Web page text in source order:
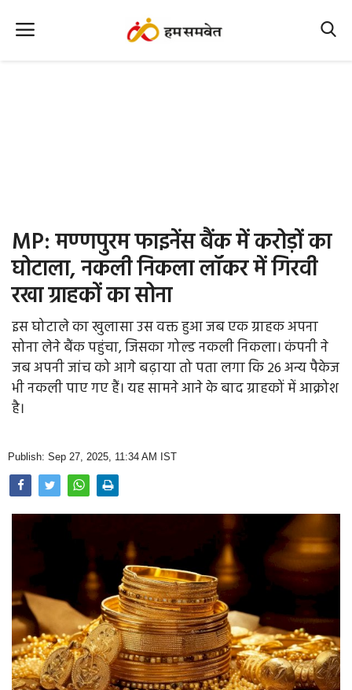
Office Office
Political Gossips
Farm & Food
Opinion
Home
MP: मण्णपुरम फाइनेंस बैंक में करोड़ों का
घोटाला, नकली निकला लॉकर में गिरवी
रखा ग्राहकों का सोना
इस घोटाले का खुलासा उस वक्त हुआ जब एक ग्राहक अपना
सोना लेने बैंक पहुंचा, जिसका गोल्ड नकली निकला। कंपनी ने
जब अपनी जांच को आगे बढ़ाया तो पता लगा कि 26 अन्य पैकेज
भी नकली पाए गए हैं। यह सामने आने के बाद ग्राहकों में आक्रोश
है।
Publish: Sep 27, 2025, 11:34 AM IST